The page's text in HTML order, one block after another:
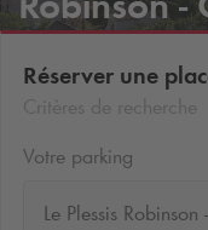
Réserver une
Votre parking
Le Plessis